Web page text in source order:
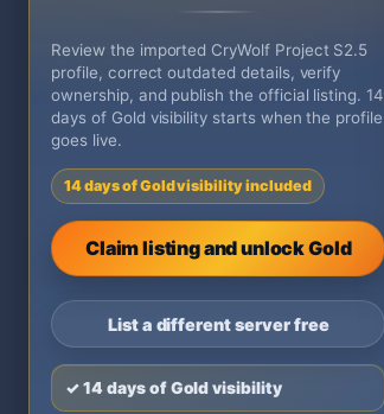
Review the imported CryWolf Project S2.5
profile, correct outdated details, verify
ownership, and publish the official listing. 14
days of Gold visibility starts when the profile
goes live.
14 days of Gold visibility included
Claim listing and unlock Gold
List a different server free
✓ 14 days of Gold visibility